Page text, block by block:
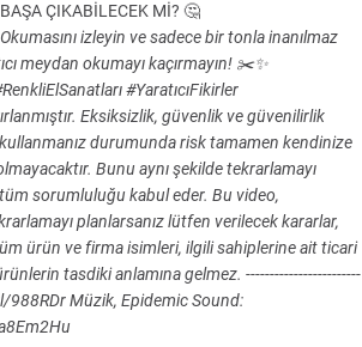
ÇIKABİLECEK Mİ? 🤔
izleyin ve sadece bir tonla inanılmaz
meydan okumayı kaçırmayın! ✂️✨
#YaratıcıFikirler
Eksiksizlik, güvenlik ve güvenilirlik
durumunda risk tamamen kendinize
Bunu aynı şekilde tekrarlamayı
sorumluluğu kabul eder. Bu video,
planlarsanız lütfen verilecek kararlar,
ürün ve firma isimleri, ilgili sahiplerine ait ticari
tasdiki anlamına gelmez. ------------------------
988RDr Müzik, Epidemic Sound: